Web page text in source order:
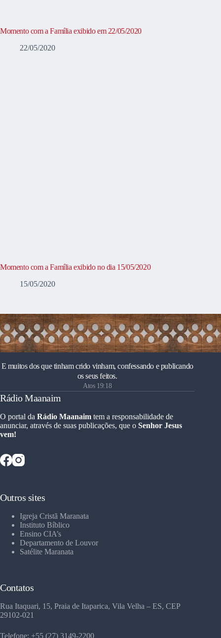
Momento com a Família exibido em 22/05/2020
22/05/2020
Momento com a Família exibido no dia 15/05/2020
15/05/2020
E muitos dos que tinham crido vinham, confessando e publicando
os seus feitos.
Atos 19:18
Rádio Maanaim
O portal da Rádio Maanaim tem a responsabilidade de
anunciar, através de suas publicações, que o Senhor Jesus
vem!
Outros sites
Igreja Cristã Maranata
Instituto Bíblico
Ensino CIA’s
Departamento de Louvor
Satélite Maranata
Contatos
Rua Itaquari, 15, Praia de Itaparica, Vila Velha – ES, CEP
29102-021
Telefone: +55 (27) 3149-2200